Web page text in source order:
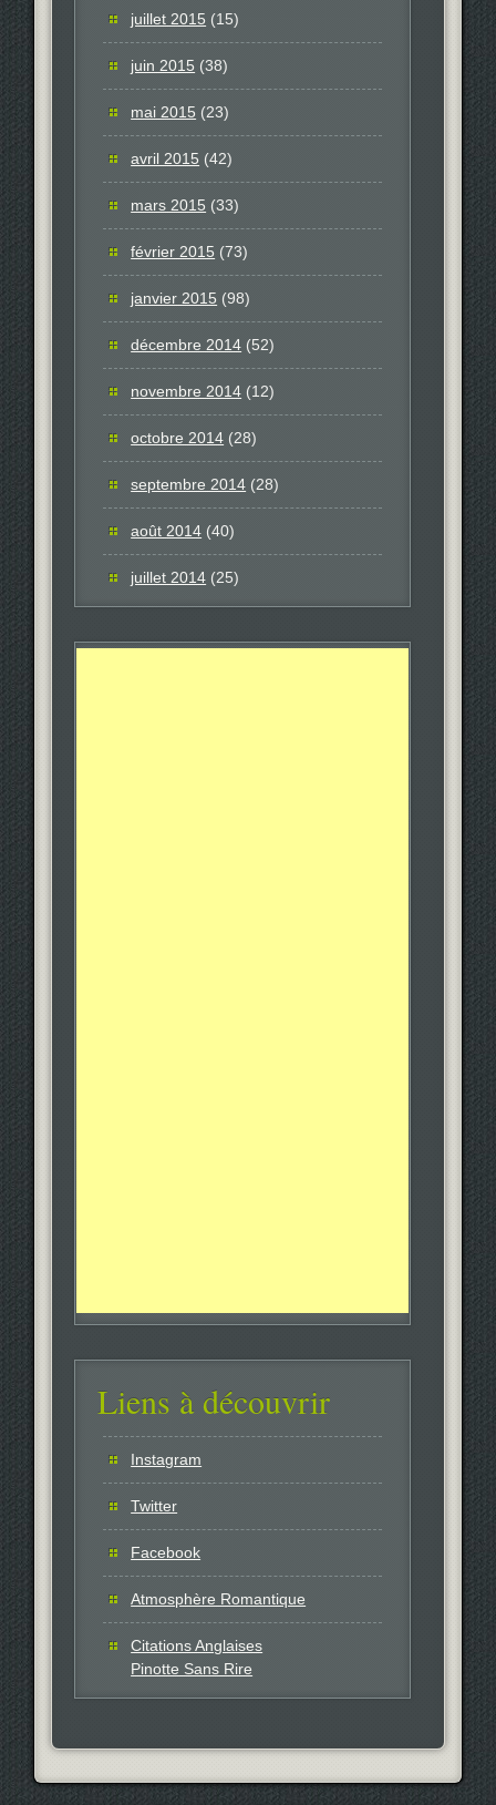
juillet 2015 (15)
juin 2015 (38)
mai 2015 (23)
avril 2015 (42)
mars 2015 (33)
février 2015 (73)
janvier 2015 (98)
décembre 2014 (52)
novembre 2014 (12)
octobre 2014 (28)
septembre 2014 (28)
août 2014 (40)
juillet 2014 (25)
Liens à découvrir
Instagram
Twitter
Facebook
Atmosphère Romantique
Citations Anglaises
Pinotte Sans Rire